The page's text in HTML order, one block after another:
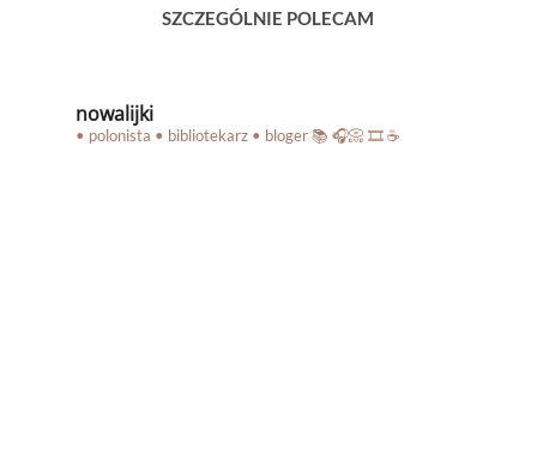
SZCZEGÓLNIE POLECAM
nowalijki
• polonista • bibliotekarz • bloger📚 🎧📀 🎞️ ☕️